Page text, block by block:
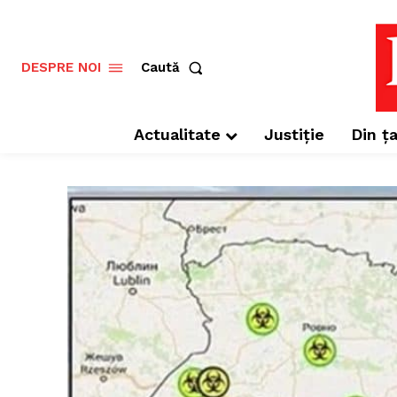
DESPRE NOI Caută
Actualitate Justiție Din